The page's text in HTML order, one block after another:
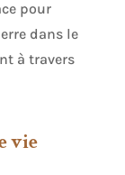
pour
dans le
à travers
vie